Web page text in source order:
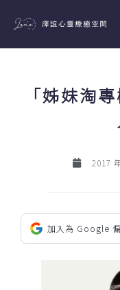
主
「姊妹淘
2017
加入為 Google